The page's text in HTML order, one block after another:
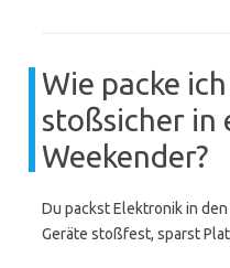
Wie packe
stoßsicher in
Weekender?
Du packst Elektronik in
Geräte stoßfest, sparst